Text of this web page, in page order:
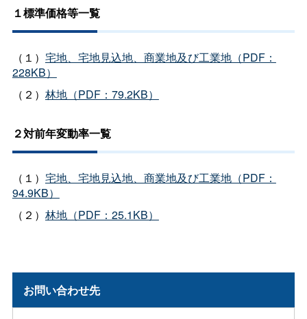
１標準価格等一覧
（１） 宅地、宅地見込地、商業地及び工業地（PDF：
228KB）
（２） 林地（PDF：79.2KB）
２対前年変動率一覧
（１） 宅地、宅地見込地、商業地及び工業地（PDF：
94.9KB）
（２） 林地（PDF：25.1KB）
お問い合わせ先